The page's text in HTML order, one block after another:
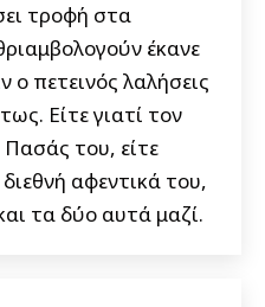
τροφή στα
έκανε
πετεινός λαλήσεις
Είτε γιατί τον
του, είτε
αφεντικά του,
τα δύο αυτά μαζί.